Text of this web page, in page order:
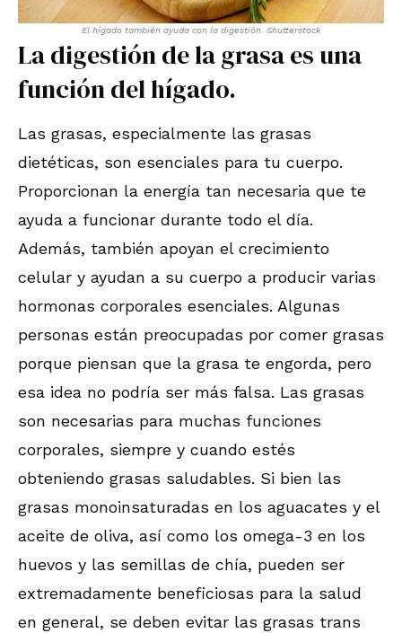
El hígado también ayuda con la digestión. Shutterstock
La digestión de la grasa es una
función del hígado.
Las grasas, especialmente las grasas
dietéticas, son esenciales para tu cuerpo.
Proporcionan la energía tan necesaria que te
ayuda a funcionar durante todo el día.
Además, también apoyan el crecimiento
celular y ayudan a su cuerpo a producir varias
hormonas corporales esenciales. Algunas
personas están preocupadas por comer grasas
porque piensan que la grasa te engorda, pero
esa idea no podría ser más falsa. Las grasas
son necesarias para muchas funciones
corporales, siempre y cuando estés
obteniendo grasas saludables. Si bien las
grasas monoinsaturadas en los aguacates y el
aceite de oliva, así como los omega-3 en los
huevos y las semillas de chía, pueden ser
extremadamente beneficiosas para la salud
en general, se deben evitar las grasas trans